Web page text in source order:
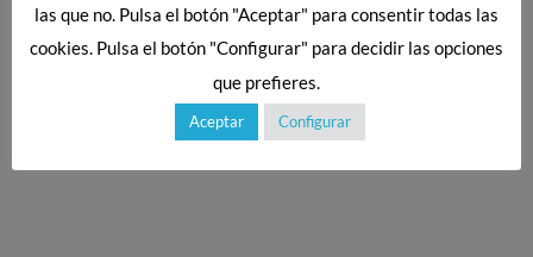
En Fisioetxea nos guían el amor por lo que
hacemos y la curiosidad por saber. De ahí que
concibamos nuestra actividad como un
aprendizaje continuo y que no dejemos de
las que no. Pulsa el botón "Aceptar" para consentir todas las
cookies. Pulsa el botón "Configurar" para decidir las opciones
que prefieres.
Aceptar Configurar